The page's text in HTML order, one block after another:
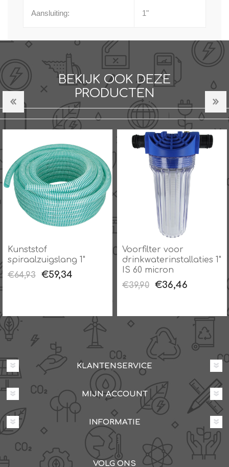
Aansluiting: 1"
BEKIJK OOK DEZE
PRODUCTEN
Kunststof
spiraalzuigslang 1"
€64,93
€59,34
Voorfilter voor
drinkwaterinstallaties 1"
IS 60 micron
€39,90
€36,46
KLANTENSERVICE
MIJN ACCOUNT
INFORMATIE
VOLG ONS